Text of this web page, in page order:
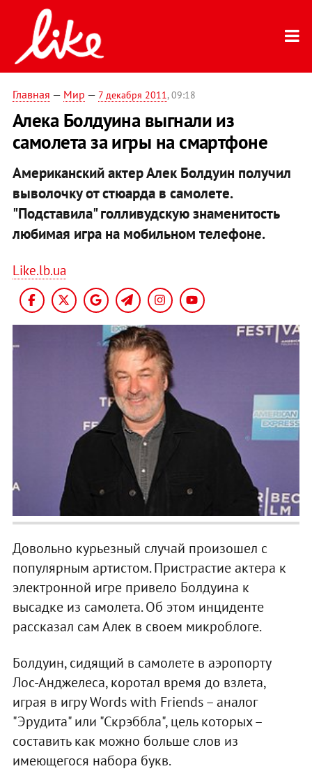
Главная — Мир — 7 декабря 2011, 09:18
Алека Болдуина выгнали из
самолета за игры на смартфоне
Американский актер Алек Болдуин получил
выволочку от стюарда в самолете.
"Подставила" голливудскую знаменитость
любимая игра на мобильном телефоне.
Like.lb.ua
Довольно курьезный случай произошел с
популярным артистом. Пристрастие актера к
электронной игре привело Болдуина к
высадке из самолета. Об этом инциденте
рассказал сам Алек в своем микроблоге.
Болдуин, сидящий в самолете в аэропорту
Лос-Анджелеса, коротал время до взлета,
играя в игру Words with Friends – аналог
"Эрудита" или "Скрэббла", цель которых –
составить как можно больше слов из
имеющегося набора букв.